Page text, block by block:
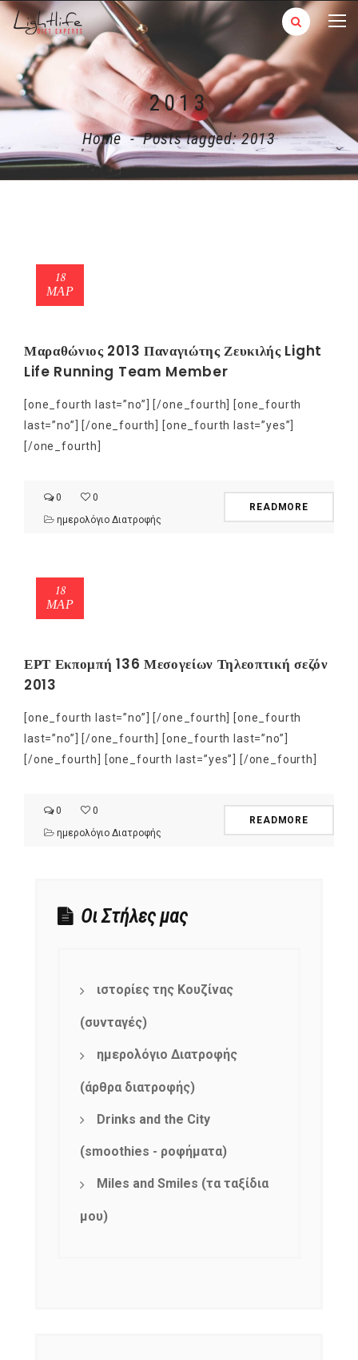
2013
Home - Posts tagged: 2013
18
ΜΑΡ
Μαραθώνιος 2013 Παναγιώτης Ζευκιλής Light
Life Running Team Member
[one_fourth last=”no”] [/one_fourth] [one_fourth
last=”no”] [/one_fourth] [one_fourth last=”yes”]
[/one_fourth]
0
0
ημερολόγιο Διατροφής
READMORE
18
ΜΑΡ
ΕΡΤ Εκπομπή 136 Μεσογείων Τηλεοπτική σεζόν
2013
[one_fourth last=”no”] [/one_fourth] [one_fourth
last=”no”] [/one_fourth] [one_fourth last=”no”]
[/one_fourth] [one_fourth last=”yes”] [/one_fourth]
0
0
ημερολόγιο Διατροφής
READMORE
Οι Στήλες μας
ιστορίες της Κουζίνας
(συνταγές)
ημερολόγιο Διατροφής
(άρθρα διατροφής)
Drinks and the City
(smoothies - ροφήματα)
Miles and Smiles (τα ταξίδια
μου)